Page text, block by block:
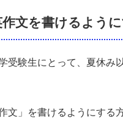
文を書けるよう
受験生にとって、夏休み
文」を書けるようにする